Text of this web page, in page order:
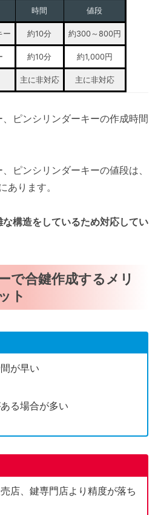
時間 値段
ー 約10分 約300～800円
約10分 約1,000円
主に非対応 主に非対応
ピンシリンダーキーの作成時間
ピンシリンダーキーの値段は、
あります。
構造をしているため対応してい
で合鍵作成するメリ
ト
が早い
る場合が多い
店、鍵専門店より精度が落ち